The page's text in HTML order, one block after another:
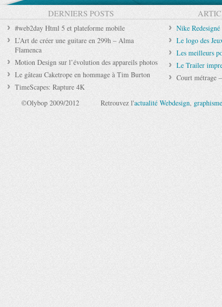
DERNIERS POSTS
#web2day Html 5 et plateforme mobile
L’Art de créer une guitare en 299h – Alma
Flamenca
Motion Design sur l’évolution des appareils photos
Le gâteau Caketrope en hommage à Tim Burton
TimeScapes: Rapture 4K
Nike
Le logo des
Les meilleurs
Le Trailer
Court métrage
©Olybop 2009/2012 Retrouvez l'actualité Webdesign, graphisme